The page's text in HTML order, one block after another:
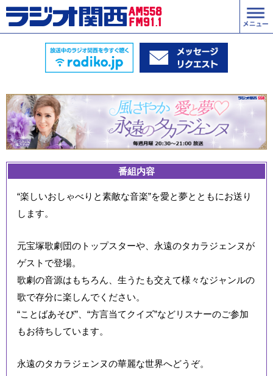
番組内容
“楽しいおしゃべりと素敵な音楽”を愛と夢とともにお送り
します。
元宝塚歌劇団のトップスターや、永遠のタカラジェンヌが
ゲストで登場。
歌劇の音源はもちろん、生うたも交えて様々なジャンルの
歌で存分に楽しんでください。
“ことばあそび”、“方言当てクイズ”などリスナーのご参加
もお待ちしています。
永遠のタカラジェンヌの華麗な世界へどうぞ。